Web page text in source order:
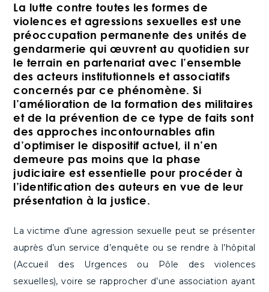
La lutte contre toutes les formes de
violences et agressions sexuelles est une
préoccupation permanente des unités de
gendarmerie qui œuvrent au quotidien sur
le terrain en partenariat avec l’ensemble
des acteurs institutionnels et associatifs
concernés par ce phénomène. Si
l’amélioration de la formation des militaires
et de la prévention de ce type de faits sont
des approches incontournables afin
d’optimiser le dispositif actuel, il n’en
demeure pas moins que la phase
judiciaire est essentielle pour procéder à
l’identification des auteurs en vue de leur
présentation à la justice.
La victime d’une agression sexuelle peut se présenter
auprès d’un service d’enquête ou se rendre à l’hôpital
(Accueil des Urgences ou Pôle des violences
sexuelles), voire se rapprocher d’une association ayant